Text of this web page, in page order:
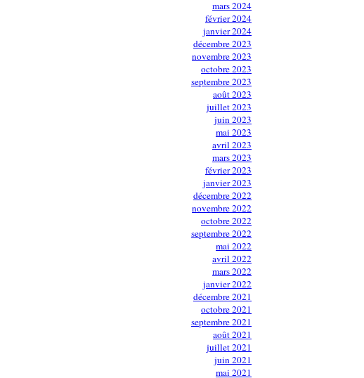
mars 2024
février 2024
janvier 2024
décembre 2023
novembre 2023
octobre 2023
septembre 2023
août 2023
juillet 2023
juin 2023
mai 2023
avril 2023
mars 2023
février 2023
janvier 2023
décembre 2022
novembre 2022
octobre 2022
septembre 2022
mai 2022
avril 2022
mars 2022
janvier 2022
décembre 2021
octobre 2021
septembre 2021
août 2021
juillet 2021
juin 2021
mai 2021